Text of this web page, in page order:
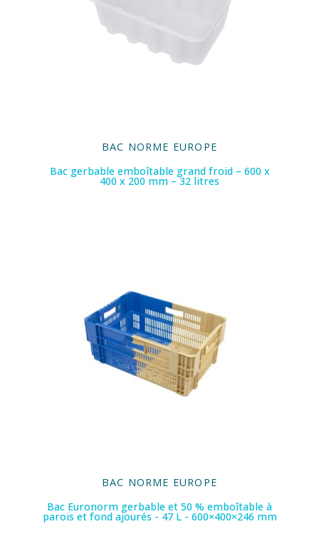
BAC NORME EUROPE
Bac gerbable emboîtable grand froid – 600 x
400 x 200 mm – 32 litres
BAC NORME EUROPE
Bac Euronorm gerbable et 50 % emboîtable à
parois et fond ajourés - 47 L - 600×400×246 mm